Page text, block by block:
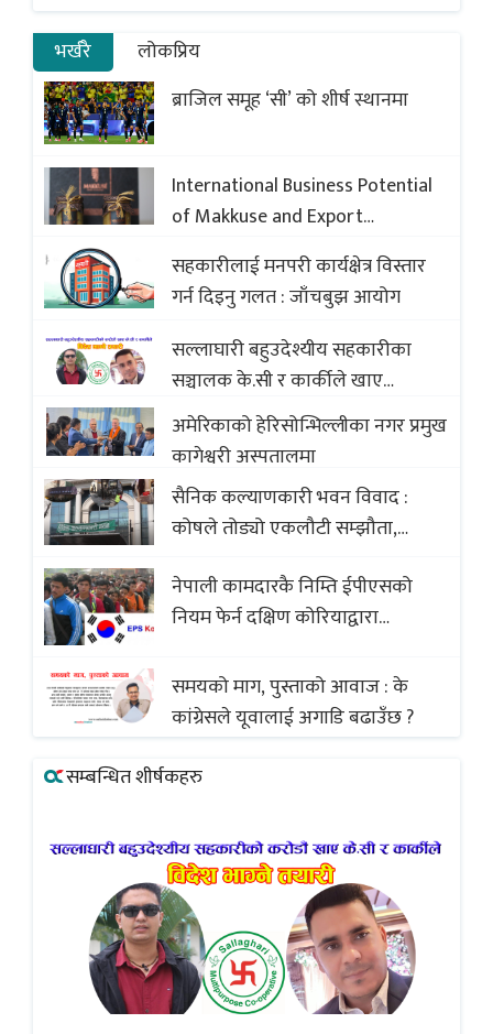
भर्खरै
लोकप्रिय
ब्राजिल समूह ‘सी’ को शीर्ष स्थानमा
International Business Potential
of Makkuse and Export
Opportunities of Nepali Sweets
with Global Comparison to
Baklava
सहकारीलाई मनपरी कार्यक्षेत्र विस्तार
गर्न दिइनु गलत : जाँचबुझ आयोग
सल्लाघारी बहुउदेश्यीय सहकारीका
सञ्चालक के.सी र कार्कीले खाए
सदस्यको करोडौं बचत
अमेरिकाको हेरिसोन्भिल्लीका नगर प्रमुख
कागेश्वरी अस्पतालमा
सैनिक कल्याणकारी भवन विवाद :
कोषले तोड्यो एकलौटी सम्झौता,
(भिडियो)
नेपाली कामदारकै निम्ति ईपीएसको
नियम फेर्न दक्षिण कोरियाद्वारा
समयको माग, पुस्ताको आवाज : के
कांग्रेसले यूवालाई अगाडि बढाउँछ ?
सम्बन्धित शीर्षकहरु